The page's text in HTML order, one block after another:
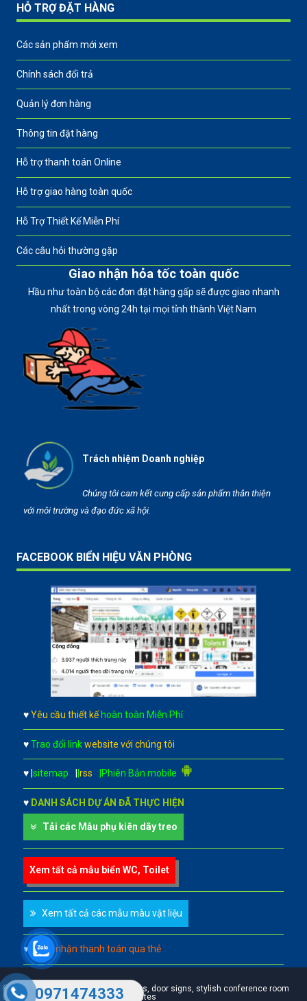
0971474333
HỖ TRỢ ĐẶT HÀNG
Các sản phẩm mới xem
Chính sách đổi trả
Quản lý đơn hàng
Thông tin đặt hàng
Hỗ trợ thanh toán Online
Hỗ trợ giao hàng toàn quốc
Hỗ Trợ Thiết Kế Miễn Phí
Các câu hỏi thường gặp
Giao nhận hỏa tốc toàn quốc
Hầu như toàn bộ các đơn đặt hàng gấp sẽ được giao nhanh
nhất trong vòng 24h tại mọi tỉnh thành Việt Nam
Trách nhiệm Doanh nghiệp
Chúng tôi cam kết cung cấp sản phẩm thân thiện
với môi trường và đạo đức xã hội.
FACEBOOK BIỂN HIỆU VĂN PHÒNG
♥ Yêu cầu thiết kế hoàn toàn Miễn Phí
♥ Trao đổi link website với chúng tôi
♥ |sitemap |rss |Phiên Bản mobile
♥ DANH SÁCH DỰ ÁN ĐÃ THỰC HIỆN
Tải các Mẫu phụ kiên dây treo
Xem tất cả mẫu biển WC, Toilet
Xem tất cả các mẫu màu vật liệu
♥ Chấp nhận thanh toán qua thẻ
A leader in professional office signs, door signs, stylish conference room
signs, custom door signs & name plates